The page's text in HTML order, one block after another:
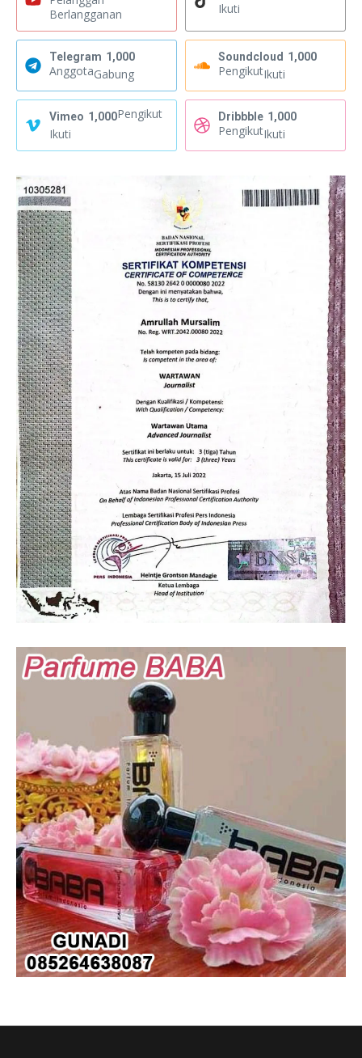
Berlangganan
Ikuti
Telegram 1,000
AnggotaGabung
Soundcloud 1,000
PengikutIkuti
Vimeo 1,000Pengikut
Ikuti
Dribbble 1,000
PengikutIkuti